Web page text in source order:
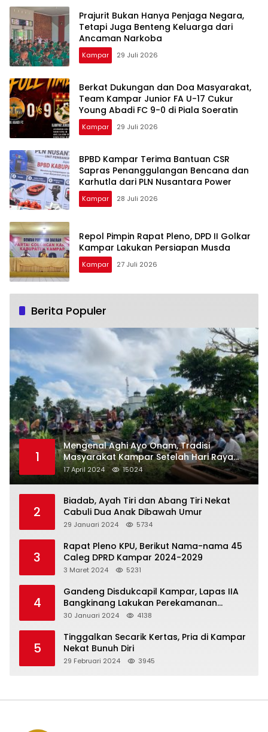
Prajurit Bukan Hanya Penjaga Negara,
Tetapi Juga Benteng Keluarga dari
Ancaman Narkoba
Kampar 29 Juli 2026
Berkat Dukungan dan Doa Masyarakat,
Team Kampar Junior FA U-17 Cukur
Young Abadi FC 9-0 di Piala Soeratin
Kampar 29 Juli 2026
BPBD Kampar Terima Bantuan CSR
Sapras Penanggulangan Bencana dan
Karhutla dari PLN Nusantara Power
Kampar 28 Juli 2026
Repol Pimpin Rapat Pleno, DPD II Golkar
Kampar Lakukan Persiapan Musda
Kampar 27 Juli 2026
Berita Populer
1
Mengenal Aghi Ayo Onam, Tradisi
Masyarakat Kampar Setelah Hari Raya
Idul Fitri
17 April 2024 15024
2
Biadab, Ayah Tiri dan Abang Tiri Nekat
Cabuli Dua Anak Dibawah Umur
29 Januari 2024 5734
3
Rapat Pleno KPU, Berikut Nama-nama 45
3 Maret 2024 5231
4
Gandeng Disdukcapil Kampar, Lapas IIA
Bangkinang Lakukan Perekamanan
Kependudukan WBP
30 Januari 2024 4138
5
Tinggalkan Secarik Kertas, Pria di Kampar
Nekat Bunuh Diri
29 Februari 2024 3945